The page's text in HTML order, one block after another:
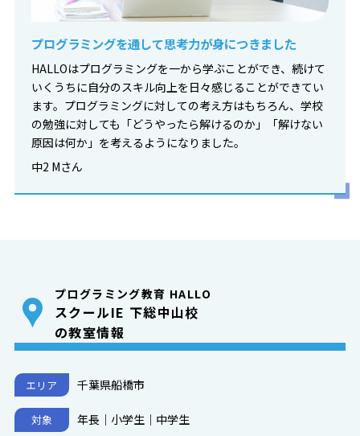
プログラミングを通して思考力が身につきました
HALLOはプログラミングを一から学ぶことができ、続けて
いくうちに自分のスキル向上を日々感じることができてい
ます。プログラミングに対しての考え方はもちろん、学校
の勉強に対しても「どうやったら解けるのか」「解けない
原因は何か」を考えるようになりました。
中2 Mさん
プログラミング教育 HALLO
スクールIE 下総中山校
の教室情報
エリア 千葉県船橋市
対象 年長｜小学生｜中学生